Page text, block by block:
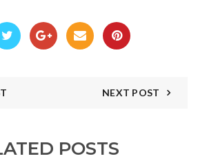
NEXT POST
POSTS